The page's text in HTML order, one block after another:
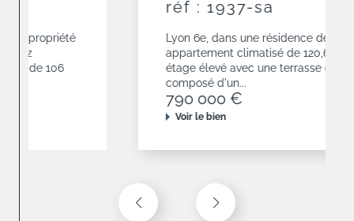
Lyon 6e, dans une résidence de 2010,
appartement climatisé de 120,68 m² situé en
étage élevé avec une terrasse de 19 m². Il est